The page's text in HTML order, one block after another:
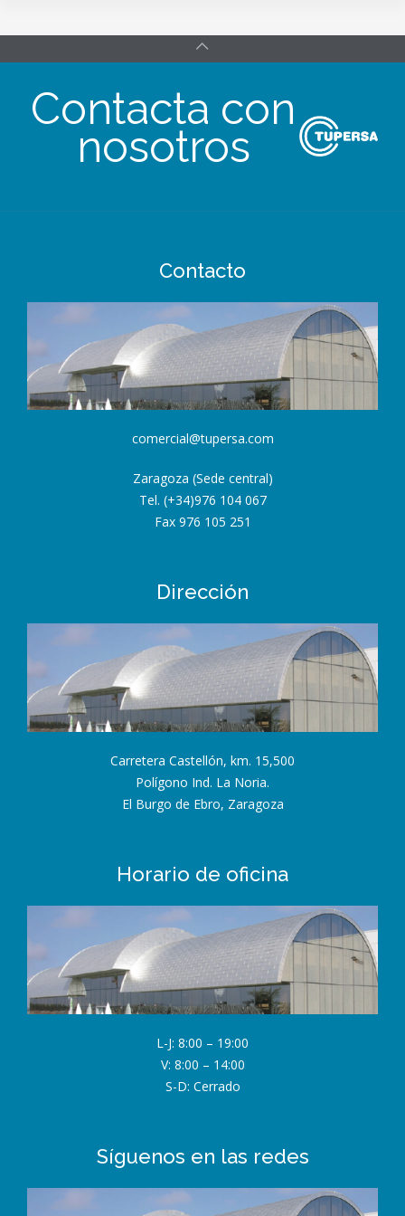
Contacta con
nosotros
Contacto
comercial@tupersa.com
Zaragoza (Sede central)
Tel. (+34)976 104 067
Fax 976 105 251
Dirección
Carretera Castellón, km. 15,500
Polígono Ind. La Noria.
El Burgo de Ebro, Zaragoza
Horario de oficina
L-J: 8:00 – 19:00
V: 8:00 – 14:00
S-D: Cerrado
Síguenos en las redes